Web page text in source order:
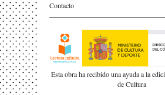
Contacto
Esta obra ha recibido una ayuda a la
de Cultura